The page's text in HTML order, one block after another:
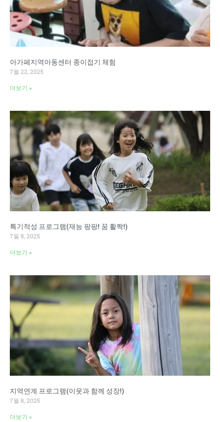
아가페지역아동센터 종이접기 체험
7월 22, 2025
더보기 »
특기적성 프로그램(재능 팡팡! 꿈 활짝!)
7월 8, 2025
더보기 »
지역연계 프로그램(이웃과 함께 성장!)
7월 8, 2025
더보기 »